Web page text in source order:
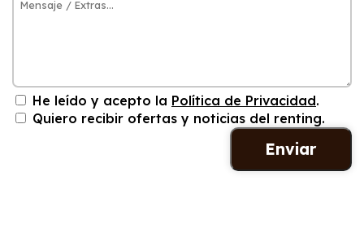
He leído y acepto la Política de Privacidad.
Quiero recibir ofertas y noticias del renting.